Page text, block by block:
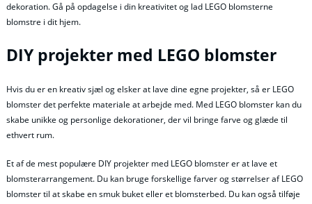
dekoration. Gå på opdagelse i din kreativitet og lad LEGO blomsterne
blomstre i dit hjem.
DIY projekter med LEGO blomster
Hvis du er en kreativ sjæl og elsker at lave dine egne projekter, så er LEGO
blomster det perfekte materiale at arbejde med. Med LEGO blomster kan du
skabe unikke og personlige dekorationer, der vil bringe farve og glæde til
ethvert rum.
Et af de mest populære DIY projekter med LEGO blomster er at lave et
blomsterarrangement. Du kan bruge forskellige farver og størrelser af LEGO
blomster til at skabe en smuk buket eller et blomsterbed. Du kan også tilføje